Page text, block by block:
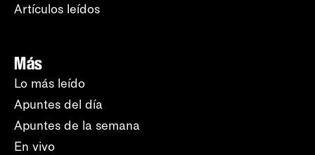
Artículos leídos
Más
Lo más leído
Apuntes del día
Apuntes de la semana
En vivo